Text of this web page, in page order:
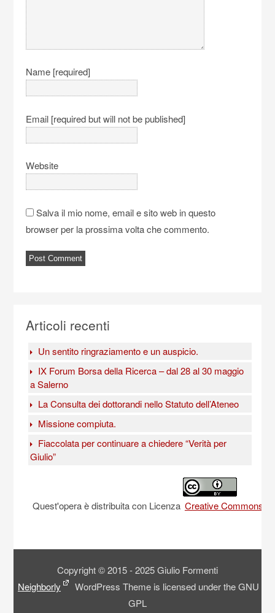
Name [required]
Email [required but will not be published]
Website
Salva il mio nome, email e sito web in questo
browser per la prossima volta che commento.
Articoli recenti
Un sentito ringraziamento e un auspicio.
IX Forum Borsa della Ricerca – dal 28 al 30 maggio
a Salerno
La Consulta dei dottorandi nello Statuto dell’Ateneo
Missione compiuta.
Fiaccolata per continuare a chiedere “Verità per
Giulio”
Quest'opera è distribuita con Licenza Creative Commons
Copyright © 2015 - 2025 Giulio Formenti
Neighborly
WordPress Theme is licensed under the GNU
GPL